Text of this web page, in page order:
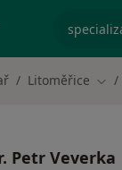
Litoměřice
Petr Veverka